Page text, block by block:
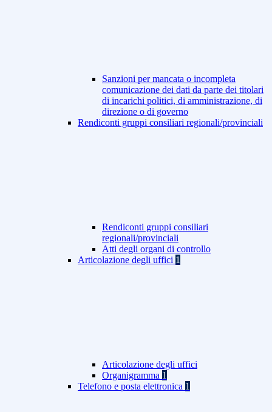
Sanzioni per mancata o incompleta
comunicazione dei dati da parte dei titolari
di incarichi politici, di amministrazione, di
direzione o di governo
Rendiconti gruppi consiliari regionali/provinciali
Rendiconti gruppi consiliari
regionali/provinciali
Atti degli organi di controllo
Articolazione degli uffici 1
Articolazione degli uffici
Organigramma 1
Telefono e posta elettronica 1